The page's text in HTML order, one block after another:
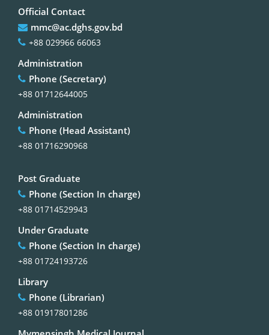
Official Contact
mmc@ac.dghs.gov.bd
+88 029966 66063
Administration
Phone (Secretary)
+88 01712644005
Administration
Phone (Head Assistant)
+88 01716290968
Post Graduate
Phone (Section In charge)
+88 01714529943
Under Graduate
Phone (Section In charge)
+88 01724193726
Library
Phone (Librarian)
+88 01917801286